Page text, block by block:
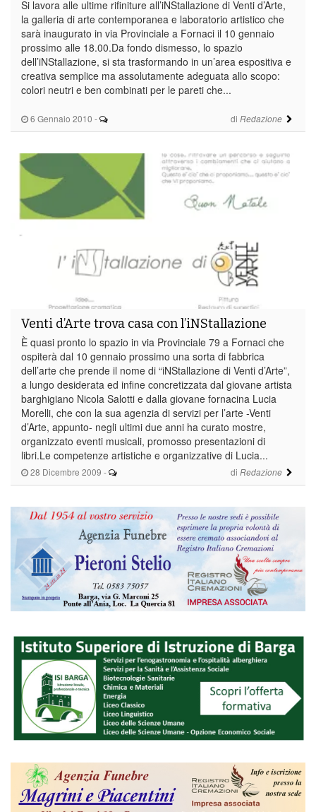
6 Gennaio 2010 - di Redazione
Si lavora alle ultime rifiniture all’iNStallazione di Venti d’Arte,
la galleria di arte contemporanea e laboratorio artistico che
sarà inaugurato in via Provinciale a Fornaci il 10 gennaio
prossimo alle 18.00.Da fondo dismesso, lo spazio
dell’iNStallazione, si sta trasformando in un’area espositiva e
creativa semplice ma assolutamente adeguata allo scopo:
colori neutri e ben combinati per le pareti che...
28 Dicembre 2009 - di Redazione
Venti d’Arte trova casa con l’iNStallazione
È quasi pronto lo spazio in via Provinciale 79 a Fornaci che
ospiterà dal 10 gennaio prossimo una sorta di fabbrica
dell’arte che prende il nome di “iNStallazione di Venti d’Arte”,
a lungo desiderata ed infine concretizzata dal giovane artista
barghigiano Nicola Salotti e dalla giovane fornacina Lucia
Morelli, che con la sua agenzia di servizi per l’arte -Venti
d’Arte, appunto- negli ultimi due anni ha curato mostre,
organizzato eventi musicali, promosso presentazioni di
libri.Le competenze artistiche e organizzative di Lucia...